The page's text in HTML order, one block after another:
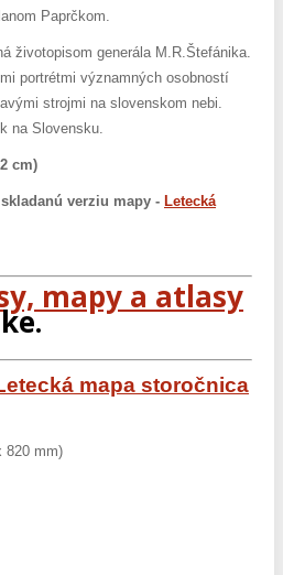
Paprčkom.
životopisom generála M.R.Štefánika.
portrétmi významných osobností
strojmi na slovenskom nebi.
na Slovensku.
cm)
verziu mapy - Letecká
mapy a atlasy
mapa storočnica
820 mm)